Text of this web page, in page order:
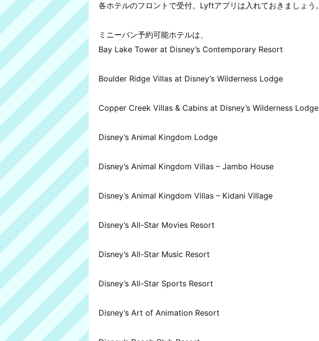
各ホテルのフロントで受付。Lyftアプリは入れておきましょう。
ミニーバン予約可能ホテルは、
Bay Lake Tower at Disney’s Contemporary Resort
Boulder Ridge Villas at Disney’s Wilderness Lodge
Copper Creek Villas & Cabins at Disney’s Wilderness Lodge
Disney’s Animal Kingdom Lodge
Disney’s Animal Kingdom Villas – Jambo House
Disney’s Animal Kingdom Villas – Kidani Village
Disney’s All-Star Movies Resort
Disney’s All-Star Music Resort
Disney’s All-Star Sports Resort
Disney’s Art of Animation Resort